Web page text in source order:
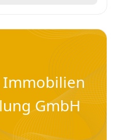
Immobilien
GmbH